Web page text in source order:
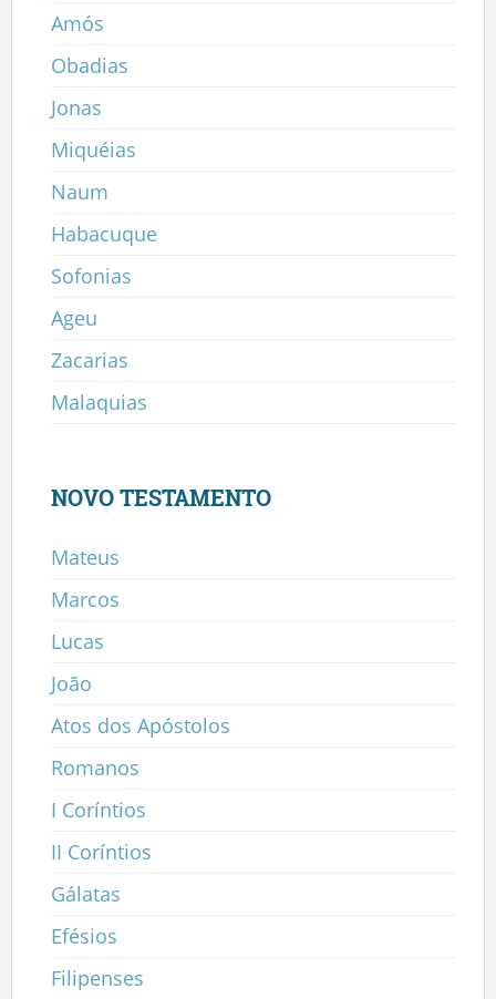
Amós
Obadias
Jonas
Miquéias
Naum
Habacuque
Sofonias
Ageu
Zacarias
Malaquias
NOVO TESTAMENTO
Mateus
Marcos
Lucas
João
Atos dos Apóstolos
Romanos
I Coríntios
II Coríntios
Gálatas
Efésios
Filipenses